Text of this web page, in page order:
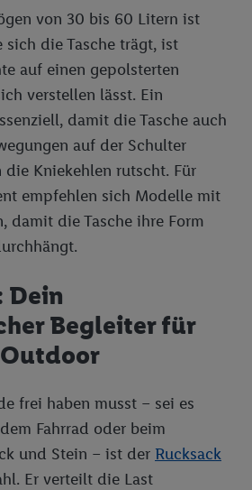
von 30 bis 60 Litern ist
sich die Tasche trägt, ist
auf einen gepolsterten
verstellen lässt. Ein
damit die Tasche auch
auf der Schulter
Kniekehlen rutscht. Für
empfehlen sich Modelle mit
damit die Tasche ihre Form
Dein
Begleiter für
frei haben musst – sei es
Fahrrad oder beim
und Stein – ist der Rucksack
Er verteilt die Last